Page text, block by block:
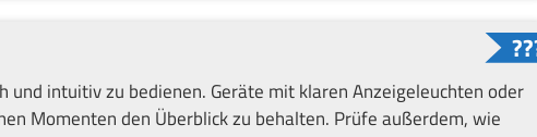
intuitiv zu bedienen. Geräte mit klaren Anzeigeleuchten oder
Momenten den Überblick zu behalten. Prüfe außerdem, wie